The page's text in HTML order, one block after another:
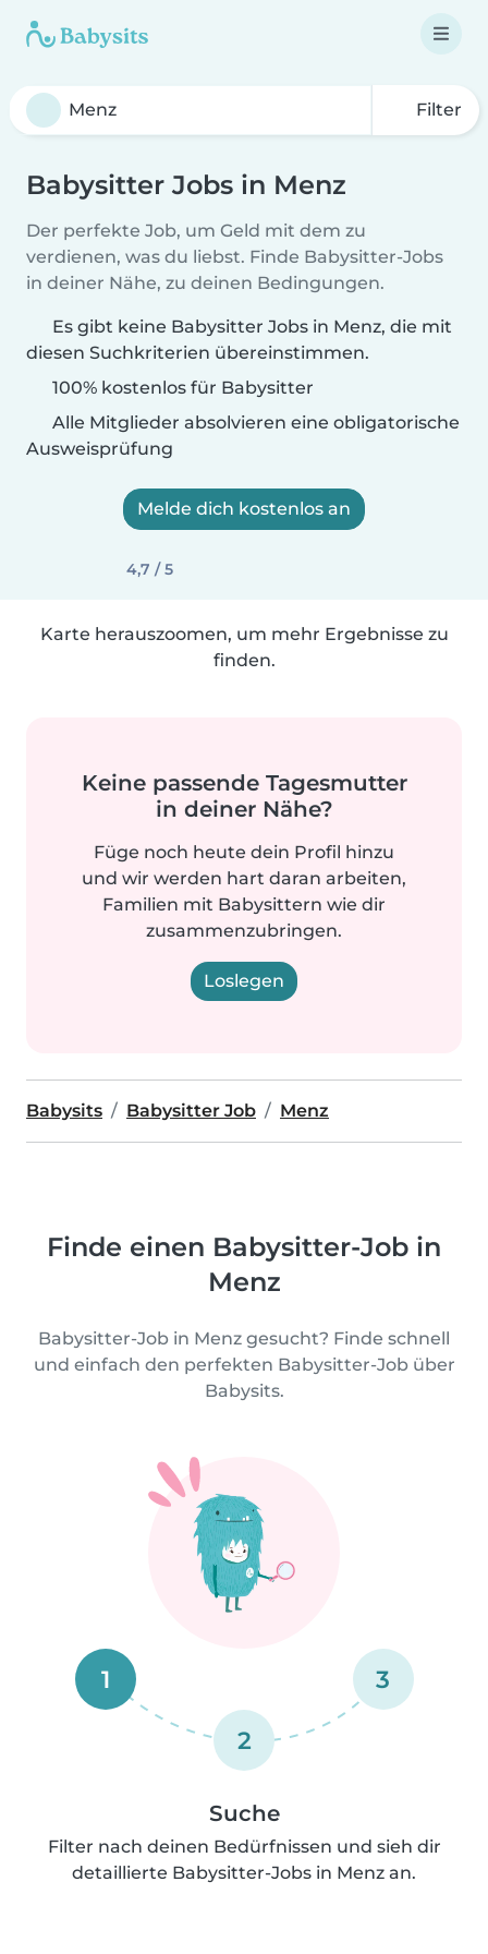
Filter
Babysitter Jobs in Menz
Der perfekte Job, um Geld mit dem zu
verdienen, was du liebst. Finde Babysitter-Jobs
in deiner Nähe, zu deinen Bedingungen.
Es gibt keine Babysitter Jobs in Menz, die mit
diesen Suchkriterien übereinstimmen.
100% kostenlos für Babysitter
Alle Mitglieder absolvieren eine obligatorische
Ausweisprüfung
Melde dich kostenlos an
4,7 / 5
Karte herauszoomen, um mehr Ergebnisse zu
finden.
Keine passende Tagesmutter
in deiner Nähe?
Füge noch heute dein Profil hinzu
und wir werden hart daran arbeiten,
Familien mit Babysittern wie dir
zusammenzubringen.
Loslegen
Babysits Babysitter Job Menz
Finde einen Babysitter-Job in
Menz
Babysitter-Job in Menz gesucht? Finde schnell
und einfach den perfekten Babysitter-Job über
Babysits.
1
2
3
Suche
Filter nach deinen Bedürfnissen und sieh dir
detaillierte Babysitter-Jobs in Menz an.